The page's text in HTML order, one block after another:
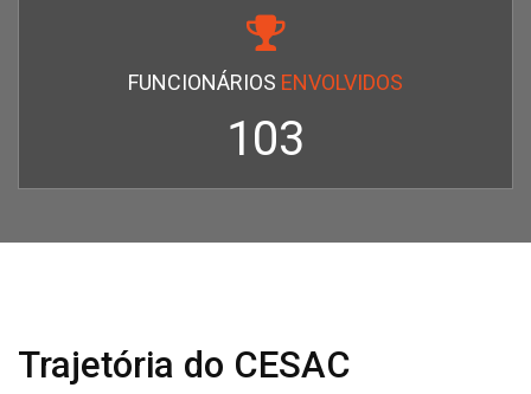
FUNCIONÁRIOS ENVOLVIDOS
110
Trajetória do CESAC